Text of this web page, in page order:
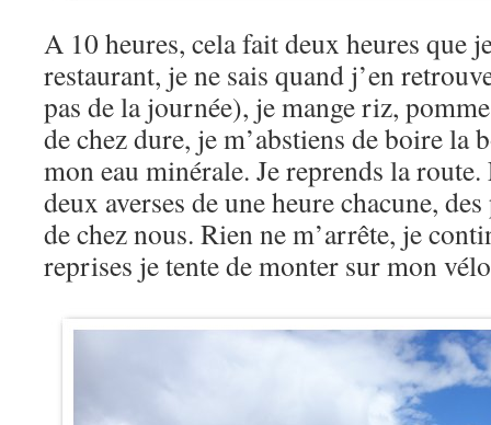
A 10 heures, cela fait deux heures que
restaurant, je ne sais quand j’en
pas de la journée), je mange riz,
de chez dure, je m’abstiens de boire la
mon eau minérale. Je reprends la
deux averses de une heure chacune,
de chez nous. Rien ne m’arrête, je
reprises je tente de monter sur mon